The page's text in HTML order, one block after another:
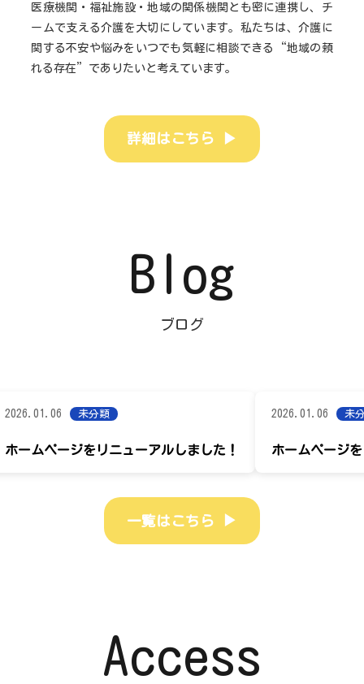
医療機関・福祉施設・地域の関係機関とも密に連携し、チ
ームで支える介護を大切にしています。私たちは、介護に
関する不安や悩みをいつでも気軽に相談できる“地域の頼
れる存在”でありたいと考えています。
詳細はこちら ▶
Blog
ブログ
未分類
ージをリニューアルしました！
2026.01.06 未分類
ホームページをリニュ
一覧はこちら ▶
Access